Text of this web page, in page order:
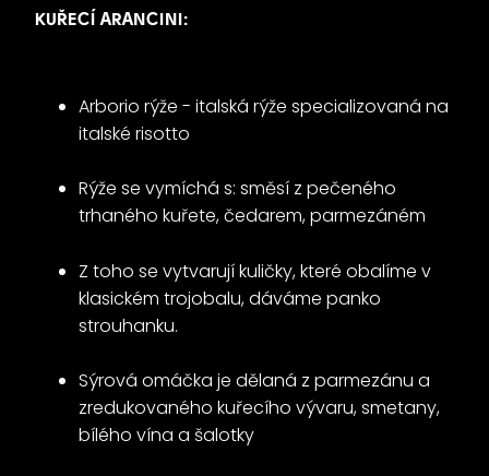
KUŘECÍ ARANCINI:
Arborio rýže - italská rýže specializovaná na
italské risotto
Rýže se vymíchá s: směsí z pečeného
trhaného kuřete, čedarem, parmezáném
Z toho se vytvarují kuličky, které obalíme v
klasickém trojobalu, dáváme panko
strouhanku.
Sýrová omáčka je dělaná z parmezánu a
zredukovaného kuřecího vývaru, smetany,
bílého vína a šalotky